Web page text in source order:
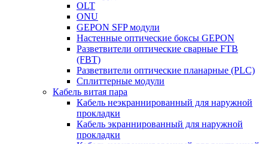
OLT
ONU
GEPON SFP модули
Настенные оптические боксы GEPON
Разветвители оптические сварные FTB
(FBT)
Разветвители оптические планарные (PLC)
Сплиттерные модули
Кабель витая пара
Кабель неэкраннированный для наружной
прокладки
Кабель экраннированный для наружной
прокладки